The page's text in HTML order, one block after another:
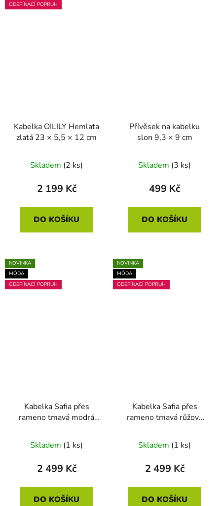
ODEPÍNACÍ POPRUH
Kabelka OILILY Hemlata
zlatá 23 × 5,5 × 12 cm
Skladem (2 ks)
2 199 Kč
DO KOŠÍKU
Přívěsek na kabelku
slon 9,3 × 9 cm
Skladem (3 ks)
499 Kč
DO KOŠÍKU
NOVINKA
MÓDA
ODEPÍNACÍ POPRUH
Kabelka Safia přes
rameno tmavá modrá
Skladem (1 ks)
2 499 Kč
DO KOŠÍKU
NOVINKA
MÓDA
ODEPÍNACÍ POPRUH
Kabelka Safia přes
rameno tmavá růžová
Skladem (1 ks)
2 499 Kč
DO KOŠÍKU